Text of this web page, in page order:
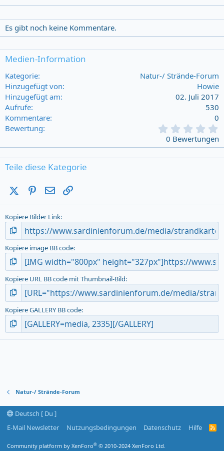
Es gibt noch keine Kommentare.
Medien-Information
Kategorie
Natur-/ Strände-Forum
Hinzugefügt von
Howie
Hinzugefügt am
02. Juli 2017
Aufrufe
530
Kommentare
0
Bewertung
0
0
s
0 Bewertungen
Teile diese Kategorie
X (Twitter)Pinterest
E-Mail
Kopiere Bilder Link
Kopiere image BB code
Kopiere URL BB code mit Thumbnail-Bild
Kopiere GALLERY BB code
Natur-/ Strände-Forum
Deutsch [ Du ]
E-Mail Newsletter
Nutzungsbedingungen Datenschutz Hilfe
R
Community platform by XenForo® © 2010-2024 XenForo Ltd.